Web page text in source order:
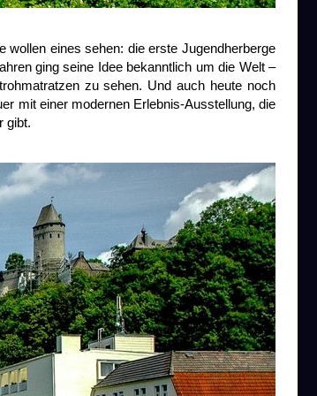
wollen eines sehen: die erste Jugendherberge
ging seine Idee bekanntlich um die Welt –
zu sehen. Und auch heute noch
mit einer modernen Erlebnis-Ausstellung, die
gibt.